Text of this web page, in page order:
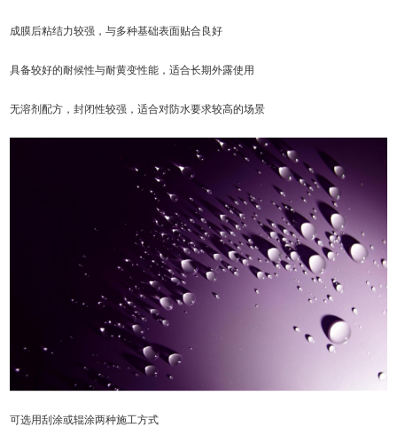
成膜后粘结力较强，与多种基础表面贴合良好
具备较好的耐候性与耐黄变性能，适合长期外露使用
无溶剂配方，封闭性较强，适合对防水要求较高的场景
可选用刮涂或辊涂两种施工方式